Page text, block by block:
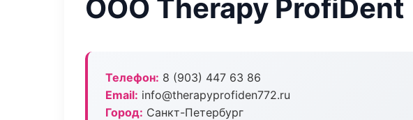
ООО Therapy ProfiDent
Телефон: 8 (903) 447 63 86
Email: info@therapyprofiden772.ru
Город: Санкт-Петербург